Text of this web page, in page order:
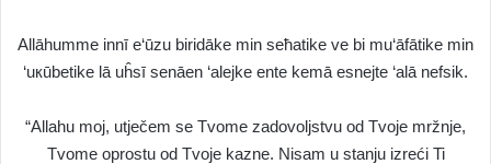
Allāhumme innī e‘ūzu biridāke min seħatike ve bi mu‘āfātike min
‘uкūbetike lā uĥsī senāen ‘alejke ente kemā esnejte ‘alā nefsik.
“Allahu moj, utječem se Tvome zadovoljstvu od Tvoje mržnje,
Tvome oprostu od Tvoje kazne. Nisam u stanju izreći Ti